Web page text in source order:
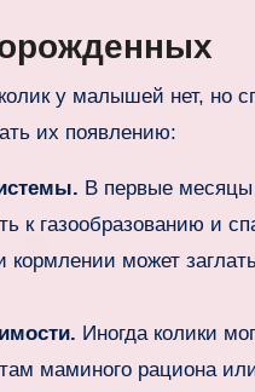
у малышей нет, но
их появлению:
В первые
к газообразованию и
может
Иногда колики
маминого рациона